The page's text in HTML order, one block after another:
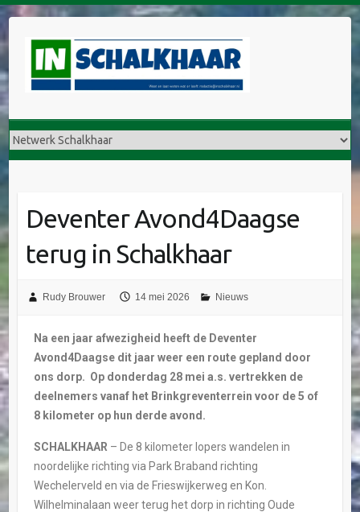
Deventer Avond4Daagse
terug in Schalkhaar
Rudy Brouwer 14 mei 2026 Nieuws
Na een jaar afwezigheid heeft de Deventer
Avond4Daagse dit jaar weer een route gepland door
ons dorp. Op donderdag 28 mei a.s. vertrekken de
deelnemers vanaf het Brinkgreventerrein voor de 5 of
8 kilometer op hun derde avond.
SCHALKHAAR – De 8 kilometer lopers wandelen in
noordelijke richting via Park Braband richting
Wechelerveld en via de Frieswijkerweg en Kon.
Wilhelminalaan weer terug het dorp in richting Oude